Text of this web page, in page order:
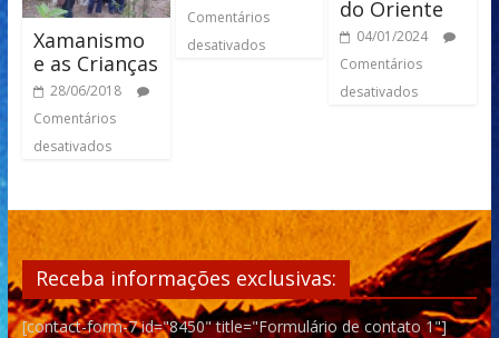
Xamanismo
e as Crianças
28/06/2018
Comentários
desativados
Comentários
desativados
do Oriente
04/01/2024
Comentários
desativados
Receba informações exclusivas:
[contact-form-7 id="8450" title="Formulário de contato 1"]